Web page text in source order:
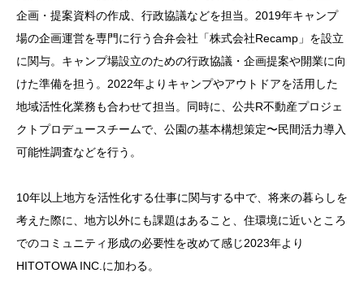
企画・提案資料の作成、行政協議などを担当。2019年キャンプ
場の企画運営を専門に行う合弁会社「株式会社Recamp」を設立
に関与。キャンプ場設立のための行政協議・企画提案や開業に向
けた準備を担う。2022年よりキャンプやアウトドアを活用した
地域活性化業務も合わせて担当。同時に、公共R不動産プロジェ
クトプロデュースチームで、公園の基本構想策定〜民間活力導入
可能性調査などを行う。
10年以上地方を活性化する仕事に関与する中で、将来の暮らしを
考えた際に、地方以外にも課題はあること、住環境に近いところ
でのコミュニティ形成の必要性を改めて感じ2023年より
HITOTOWA INC.に加わる。